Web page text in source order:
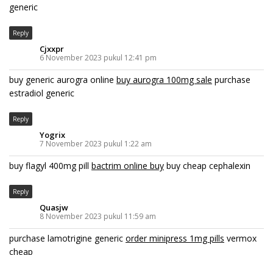
generic
Reply
Cjxxpr
6 November 2023 pukul 12:41 pm
buy generic aurogra online buy aurogra 100mg sale purchase
estradiol generic
Reply
Yogrix
7 November 2023 pukul 1:22 am
buy flagyl 400mg pill bactrim online buy buy cheap cephalexin
Reply
Quasjw
8 November 2023 pukul 11:59 am
purchase lamotrigine generic order minipress 1mg pills vermox
cheap